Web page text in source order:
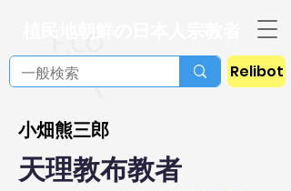
Relibot
小畑熊三郎
天理教布教者